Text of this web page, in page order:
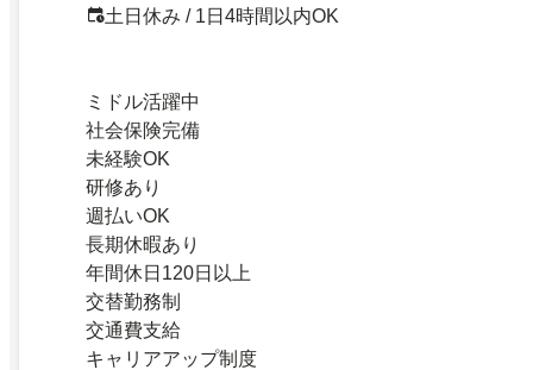
土日休み / 1日4時間以内OK
ミドル活躍中
社会保険完備
未経験OK
研修あり
週払いOK
長期休暇あり
年間休日120日以上
交替勤務制
交通費支給
キャリアアップ制度